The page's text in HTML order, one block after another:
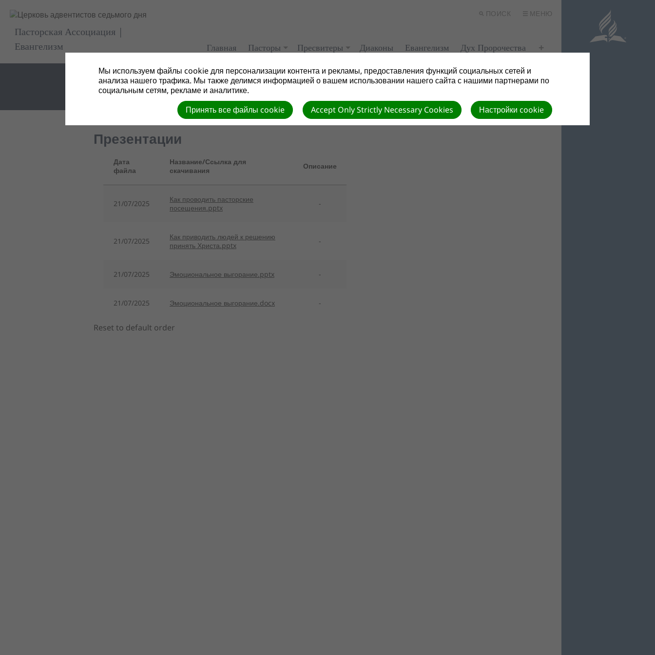
ПОИСК МЕНЮ
Пасторская Ассоциация |
Евангелизм
Главная Пасторы Пресвитеры Диаконы Евангелизм Дух Пророчества
Презентации
Дата
файла
Название/Ссылка для
скачивания
Описание
21/07/2025
Как проводить пасторские
посещения.pptx
-
21/07/2025
Как приводить людей к решению
принять Христа.pptx
-
21/07/2025 Эмоциональное выгорание.pptx -
21/07/2025 Эмоциональное выгорание.docx -
Reset to default order
Мы используем файлы cookie для персонализации контента и рекламы, предоставления функций социальных сетей и
анализа нашего трафика. Мы также делимся информацией о вашем использовании нашего сайта с нашими партнерами по
социальным сетям, рекламе и аналитике.
Настройки cookie
Accept Only Strictly Necessary Cookies
Принять все файлы cookie